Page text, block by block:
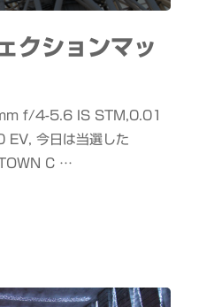
クションマッ
f/4-5.6 IS STM,0.01
今日は当選した
C …